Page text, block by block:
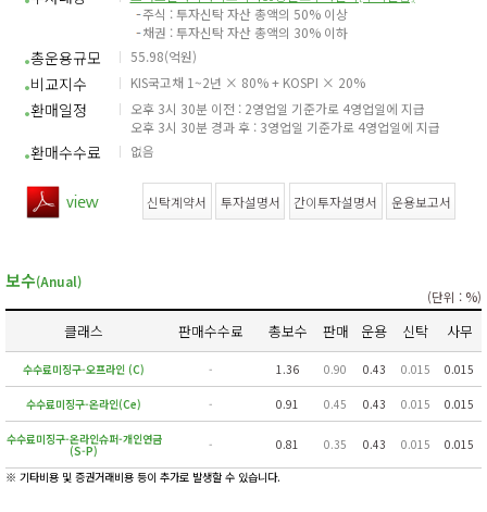
주식 : 투자신탁 자산 총액의 50% 이상
채권 : 투자신탁 자산 총액의 30% 이하
총운용규모 55.98(억원)
비교지수 KIS국고채 1~2년 × 80% + KOSPI × 20%
환매일정
오후 3시 30분 이전 : 2영업일 기준가로 4영업일에 지급
오후 3시 30분 경과 후 : 3영업일 기준가로 4영업일에 지급
환매수수료 없음
신탁계약서 투자설명서 간이투자설명서 운용보고서
보수(Anual)
(단위 : %)
클래스 판매수수료 총보수 판매 운용 신탁 사무
수수료미징구-오프라인 (C) - 1.36 0.90 0.43 0.015 0.015
수수료미징구-온라인(Ce) - 0.91 0.45 0.43 0.015 0.015
수수료미징구-온라인슈퍼-개인연금
(S-P) - 0.81 0.35 0.43 0.015
0.015
※ 기타비용 및 증권거래비용 등이 추가로 발생할 수 있습니다.